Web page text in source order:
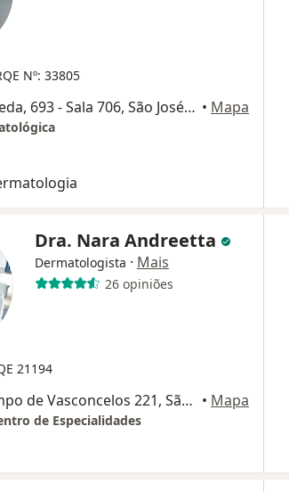
Nº: 33805
Av. Andrômeda, 693 - Sala 706, São José dos Campos • Mapa
Dra. Nara Andreetta
Dermatologista · Mais
26 opiniões
21194
Rua Teopompo de Vasconcelos 221, São José dos Campos • Mapa
de Especialidades